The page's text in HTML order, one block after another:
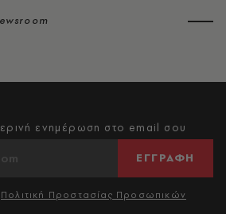
ενημέρωση στο email σου
ΕΓΓΡΑΦΗ
Πολιτική Προστασίας Προσωπικών